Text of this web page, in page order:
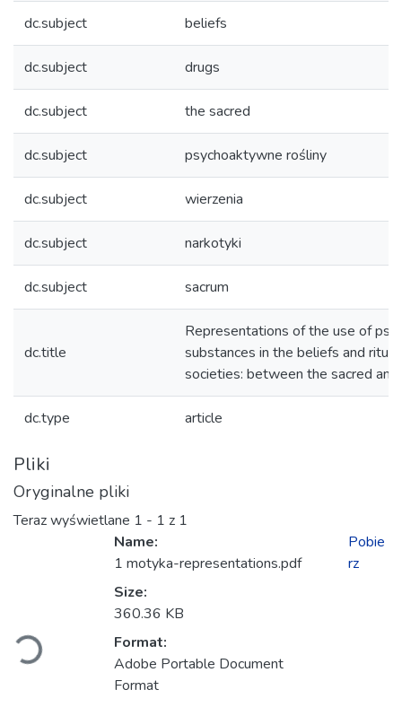
dc.subject beliefs
dc.subject drugs
dc.subject the sacred
dc.subject psychoaktywne rośliny
dc.subject wierzenia
dc.subject narkotyki
dc.subject sacrum
dc.title
Representations of the use of
substances in the beliefs and
societies: between the sacred
dc.type article
Pliki
Oryginalne pliki
Teraz wyświetlane 1 - 1 z 1
Ładowanie...
Name:
1 motyka-representations.pdf
Size:
360.36 KB
Format:
Adobe Portable Document
Format
Pobie
rz